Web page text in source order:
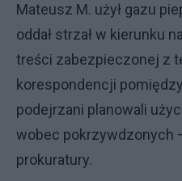
Mateusz M. użył gazu
oddał strzał w kierunku
treści zabezpieczonej z
korespondencji
podejrzani planowali
wobec pokrzywdzonych
prokuratury.